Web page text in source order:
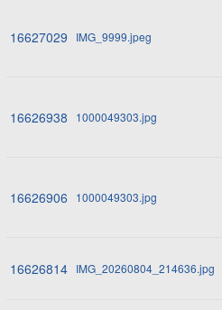
16627029 IMG_9999.jpeg
16626938 1000049303.jpg
16626906 1000049303.jpg
16626814 IMG_20260804_214636.jpg